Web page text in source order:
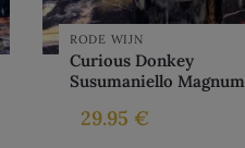
RODE WIJN
Curious Donkey
Susumaniello Magnum
29.95 €